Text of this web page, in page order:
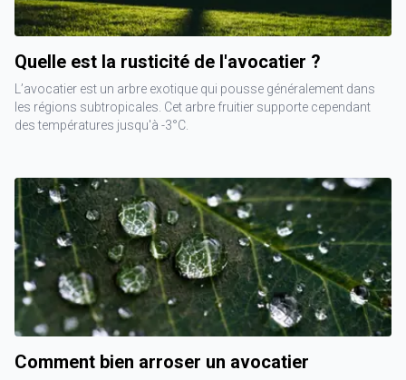
Quelle est la rusticité de l'avocatier ?
L’avocatier est un arbre exotique qui pousse généralement dans
les régions subtropicales. Cet arbre fruitier supporte cependant
des températures jusqu'à -3°C.
Comment bien arroser un avocatier